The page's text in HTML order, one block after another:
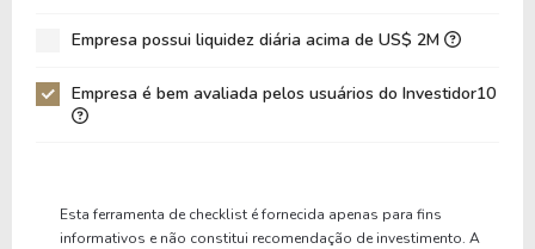
Empresa possui liquidez diária acima de US$ 2M
Empresa é bem avaliada pelos usuários do Investidor10
Esta ferramenta de checklist é fornecida apenas para fins
informativos e não constitui recomendação de investimento. A